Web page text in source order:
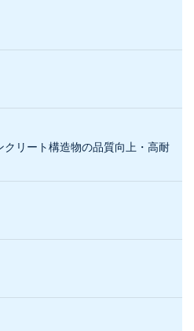
クリート構造物の品質向上・高耐